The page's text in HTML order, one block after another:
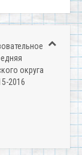
округа
2016